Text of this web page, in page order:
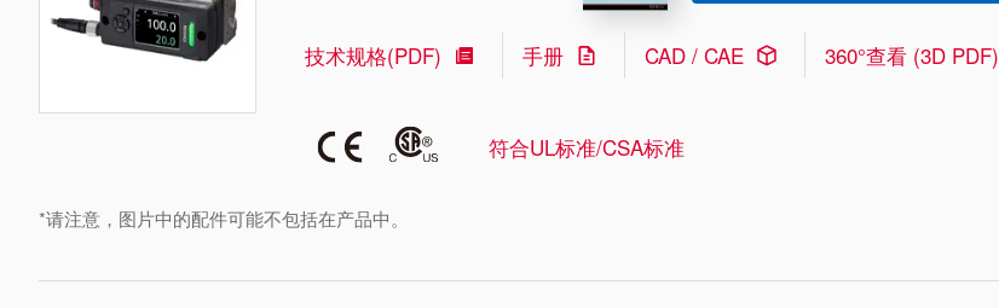
*请注意，图片中的配件可能不包括在产品中。
技术规格(PDF) 手册 CAD / CAE 360°查看 (3D PDF)
符合UL标准/CSA标准